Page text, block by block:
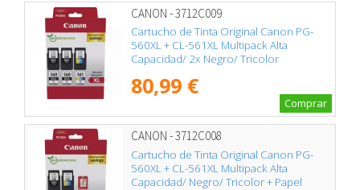
CANON - 3712C009
Cartucho de Tinta Original Canon PG-
560XL + CL-561XL Multipack Alta
Capacidad/ 2x Negro/ Tricolor
80,99 €
Comprar
CANON - 3712C008
Cartucho de Tinta Original Canon PG-
560XL + CL-561XL Multipack Alta
Capacidad/ Negro/ Tricolor + Papel